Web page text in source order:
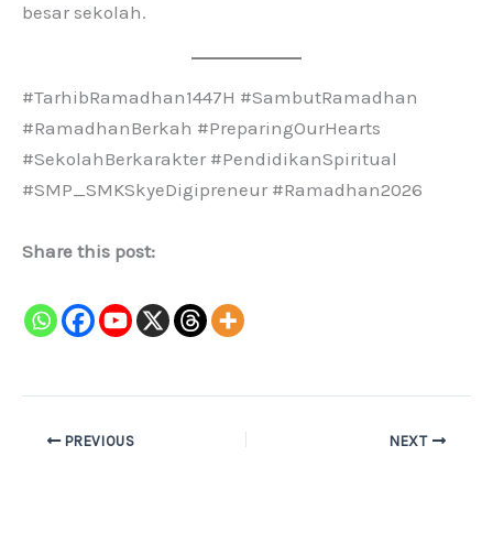
besar sekolah.
#TarhibRamadhan1447H #SambutRamadhan
#RamadhanBerkah #PreparingOurHearts
#SekolahBerkarakter #PendidikanSpiritual
#SMP_SMKSkyeDigipreneur #Ramadhan2026
Share this post:
PREVIOUS NEXT